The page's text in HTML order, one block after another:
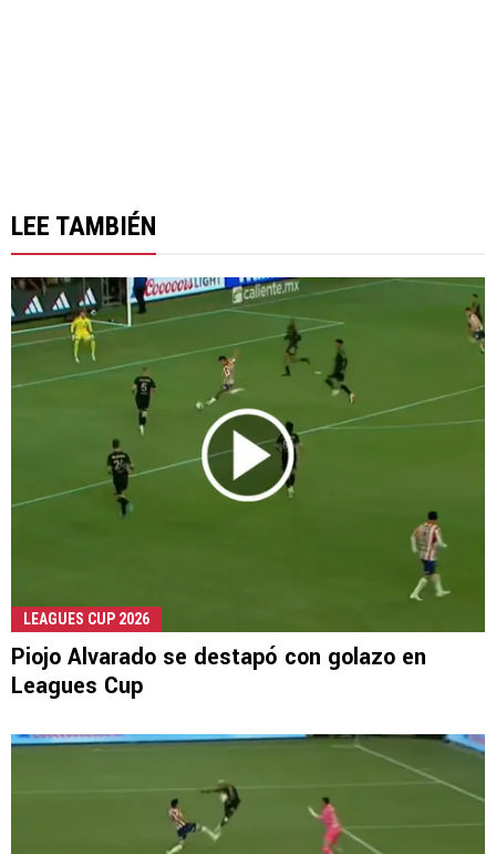
LEE TAMBIÉN
LEAGUES CUP 2026
Piojo Alvarado se destapó con golazo en
Leagues Cup